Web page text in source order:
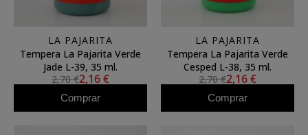
LA PAJARITA
Tempera La Pajarita Verde
Jade L-39, 35 ml.
2,70 €2,16 €
Comprar
LA PAJARITA
Tempera La Pajarita Verde
Cesped L-38, 35 ml.
2,70 €2,16 €
Comprar